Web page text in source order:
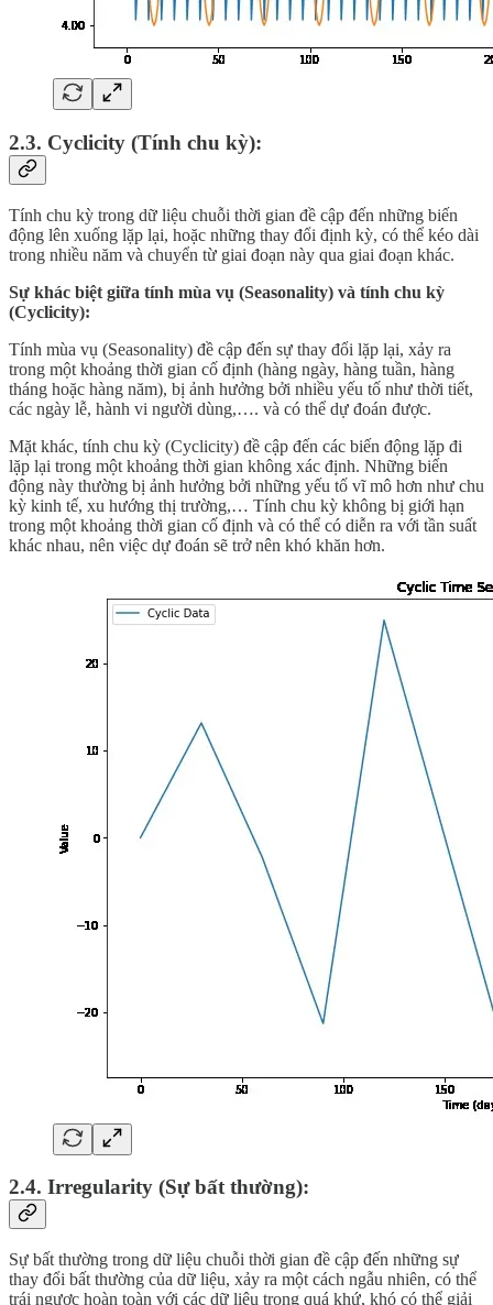
2.3. Cyclicity (Tính chu kỳ):
Tính chu kỳ trong dữ liệu chuỗi thời gian đề cập đến những biến
động lên xuống lặp lại, hoặc những thay đổi định kỳ, có thể kéo dài
trong nhiều năm và chuyển từ giai đoạn này qua giai đoạn khác.
Sự khác biệt giữa tính mùa vụ (Seasonality) và tính chu kỳ
(Cyclicity):
Tính mùa vụ (Seasonality) đề cập đến sự thay đổi lặp lại, xảy ra
trong một khoảng thời gian cố định (hàng ngày, hàng tuần, hàng
tháng hoặc hàng năm), bị ảnh hưởng bởi nhiều yếu tố như thời tiết,
các ngày lễ, hành vi người dùng,…. và có thể dự đoán được.
Mặt khác, tính chu kỳ (Cyclicity) đề cập đến các biến động lặp đi
lặp lại trong một khoảng thời gian không xác định. Những biến
động này thường bị ảnh hưởng bởi những yếu tố vĩ mô hơn như chu
kỳ kinh tế, xu hướng thị trường,… Tính chu kỳ không bị giới hạn
trong một khoảng thời gian cố định và có thể có diễn ra với tần suất
khác nhau, nên việc dự đoán sẽ trở nên khó khăn hơn.
2.4. Irregularity (Sự bất thường):
Sự bất thường trong dữ liệu chuỗi thời gian đề cập đến những sự
thay đổi bất thường của dữ liệu, xảy ra một cách ngẫu nhiên, có thể
trái ngược hoàn toàn với các dữ liệu trong quá khứ, khó có thể giải